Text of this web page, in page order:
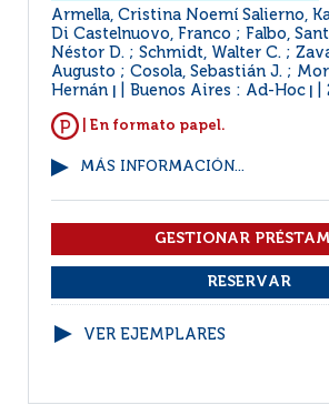
Armella, Cristina Noemí Salierno,
Di Castelnuovo, Franco ; Falbo,
Néstor D. ; Schmidt, Walter C. ;
Augusto ; Cosola, Sebastián J. ;
Hernán
Buenos Aires : Ad-Hoc
| En formato papel.
MÁS INFORMACIÓN...
VER EJEMPLARES